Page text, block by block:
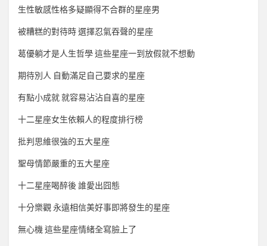
生性敏感性格多疑顯得不合群的星座男
被糟糕的對待時 選擇忍氣吞聲的星座
葛優躺才是人生哲學 這些星座一到放假就不想動
期待別人 自動滿足自己要求的星座
有點小成就 就容易沾沾自喜的星座
十二星座女生依賴人的程度排行榜
批判思維很強的五大星座
聖母情節嚴重的五大星座
十二星座喝醉後 誰愛出囧態
十分樂觀 永遠相信美好事即將發生的星座
無心機 這些星座情緒全寫臉上了